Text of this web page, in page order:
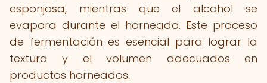
esponjosa, mientras que el alcohol se
evapora durante el horneado. Este proceso
de fermentación es esencial para lograr la
textura y el volumen adecuados en
productos horneados.